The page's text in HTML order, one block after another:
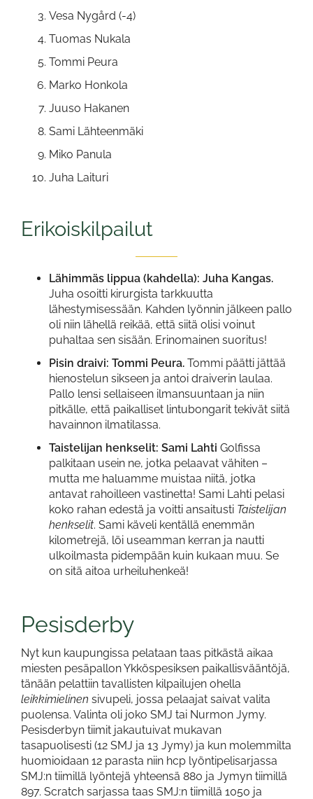
Vesa Nygård (-4)
Tuomas Nukala
Tommi Peura
Marko Honkola
Juuso Hakanen
Sami Lähteenmäki
Miko Panula
Juha Laituri
Erikoiskilpailut
Lähimmäs lippua (kahdella): Juha Kangas.
Juha osoitti kirurgista tarkkuutta
lähestymisessään. Kahden lyönnin jälkeen pallo
oli niin lähellä reikää, että siitä olisi voinut
puhaltaa sen sisään. Erinomainen suoritus!
Pisin draivi: Tommi Peura. Tommi päätti jättää
hienostelun sikseen ja antoi draiverin laulaa.
Pallo lensi sellaiseen ilmansuuntaan ja niin
pitkälle, että paikalliset lintubongarit tekivät siitä
havainnon ilmatilassa.
Taistelijan henkselit: Sami Lahti Golfissa
palkitaan usein ne, jotka pelaavat vähiten –
mutta me haluamme muistaa niitä, jotka
antavat rahoilleen vastinetta! Sami Lahti pelasi
koko rahan edestä ja voitti ansaitusti Taistelijan
henkselit. Sami käveli kentällä enemmän
kilometrejä, löi useamman kerran ja nautti
ulkoilmasta pidempään kuin kukaan muu. Se
on sitä aitoa urheiluhenkeä!
Pesisderby
Nyt kun kaupungissa pelataan taas pitkästä aikaa
miesten pesäpallon Ykköspesiksen paikallisvääntöjä,
tänään pelattiin tavallisten kilpailujen ohella
leikkimielinen sivupeli, jossa pelaajat saivat valita
puolensa. Valinta oli joko SMJ tai Nurmon Jymy.
Pesisderbyn tiimit jakautuivat mukavan
tasapuolisesti (12 SMJ ja 13 Jymy) ja kun molemmilta
huomioidaan 12 parasta niin hcp lyöntipelisarjassa
SMJ:n tiimillä lyöntejä yhteensä 880 ja Jymyn tiimillä
897. Scratch sarjassa taas SMJ:n tiimillä 1050 ja